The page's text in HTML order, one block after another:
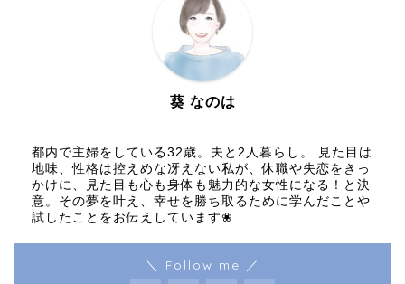
葵 なのは
都内で主婦をしている32歳。夫と2人暮らし。 見た目は
地味、性格は控えめな冴えない私が、休職や失恋をきっ
かけに、見た目も心も身体も魅力的な女性になる！と決
意。その夢を叶え、幸せを勝ち取るために学んだことや
試したことをお伝えしています❀
＼ Follow me ／